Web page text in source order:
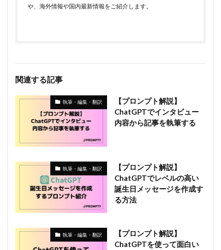
や、海外情報や国内最新情報をご紹介します。
関連する記事
執筆・編集・翻訳
【プロンプト解説】
ChatGPTでインタビュー
内容から記事を執筆する
執筆・編集・翻訳
【プロンプト解説】
ChatGPTでレベルの高い
誕生日メッセージを作成す
る方法
執筆・編集・翻訳
【プロンプト解説】
ChatGPTを使って面白い